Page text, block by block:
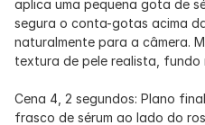
aplica uma pequena gota de
segura o conta-gotas acima
naturalmente para a câmera.
textura de pele realista, fundo
Cena 4, 2 segundos: Plano
frasco de sérum ao lado do